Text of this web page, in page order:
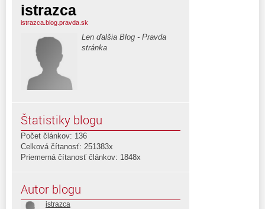
istrazca
istrazca.blog.pravda.sk
Len ďalšia Blog - Pravda
stránka
Štatistiky blogu
Počet článkov: 136
Celková čítanosť: 251383x
Priemerná čítanosť článkov: 1848x
Autor blogu
istrazca